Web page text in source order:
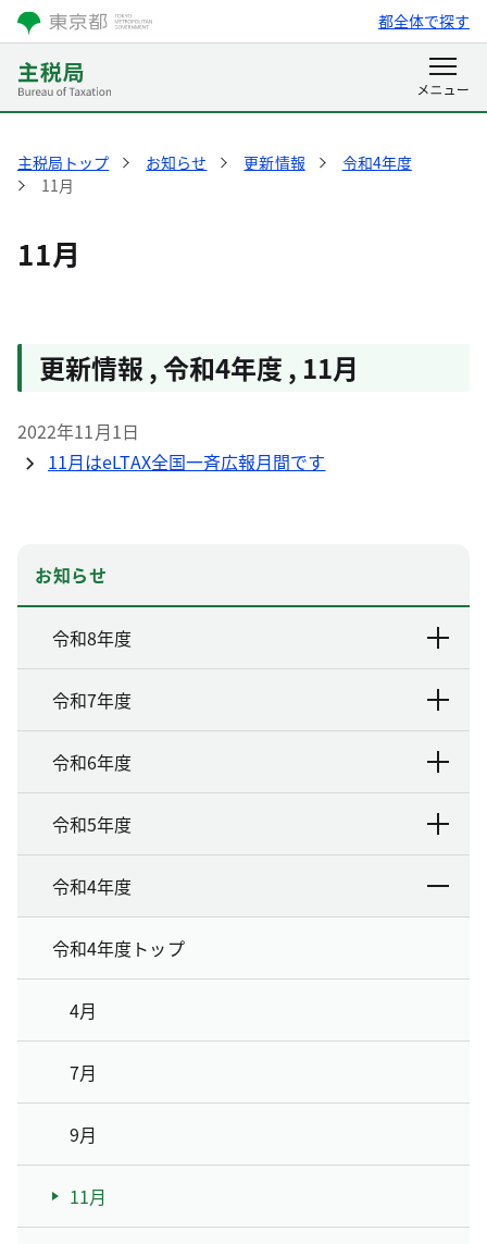
都全体で探す
主税局トップ お知らせ 更新情報
令和4年度
11月
11月
更新情報 , 令和4年度 , 11月
2022年11月1日
11月はeLTAX全国一斉広報月間です
お知らせ
令和8年度
令和7年度
令和6年度
令和5年度
令和4年度
令和4年度トップ
4月
7月
9月
11月